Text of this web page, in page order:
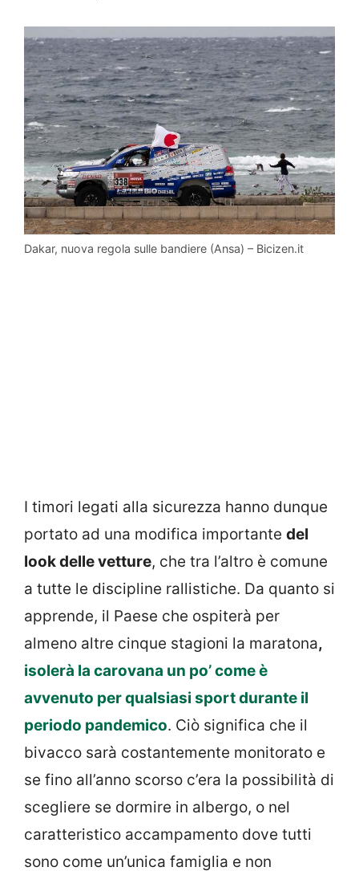
Dakar, nuova regola sulle bandiere (Ansa) – Bicizen.it
I timori legati alla sicurezza hanno dunque
portato ad una modifica importante del
look delle vetture, che tra l’altro è comune
a tutte le discipline rallistiche. Da quanto si
apprende, il Paese che ospiterà per
almeno altre cinque stagioni la maratona,
isolerà la carovana un po’ come è
avvenuto per qualsiasi sport durante il
periodo pandemico. Ciò significa che il
bivacco sarà costantemente monitorato e
se fino all’anno scorso c’era la possibilità di
scegliere se dormire in albergo, o nel
caratteristico accampamento dove tutti
sono come un’unica famiglia e non